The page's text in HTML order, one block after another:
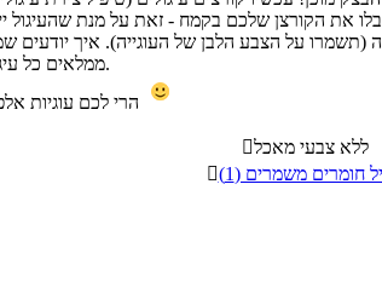
ממלאים כל עיגולים בריבת חלב ולבסוף מגלגלים בקוקוס.
ללא צבעי מאכל

חומרים משמרים (1)